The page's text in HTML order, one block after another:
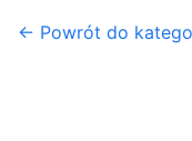
← Powrót do